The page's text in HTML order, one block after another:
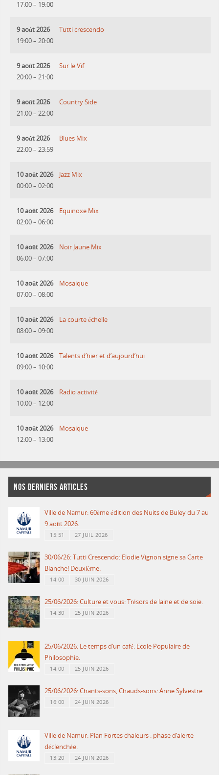
17:00– 19:00
9 août 2026
19:00– 20:00
Tutti crescendo
9 août 2026
20:00– 21:00
Sur le Vif
9 août 2026
21:00– 22:00
Country Side
9 août 2026
22:00– 23:59
Blues Mix
10 août 2026
00:00– 02:00
Jazz Mix
10 août 2026
02:00– 06:00
Equinoxe Mix
10 août 2026
06:00– 07:00
Noir Jaune Mix
10 août 2026
07:00– 08:00
Mosaique
10 août 2026
08:00– 09:00
La courte échelle
10 août 2026
09:00– 10:00
Talents d’hier et d’aujourd’hui
10 août 2026
10:00– 12:00
Radio activité
10 août 2026
12:00– 13:00
Mosaique
NOS DERNIERS ARTICLES
Ville de Namur: 60ème édition des Nuits de Buley du 7 au
9 août 2026.
15:51 27 JUIL 2026
30/06/26: Tutti Crescendo: Elodie Vignon signe sa Carte
Blanche! Deuxième.
14:00 30 JUIN 2026
25/06/2026: Culture et vous: Trésors de laine et de soie.
14:30 25 JUIN 2026
25/06/2026: Le temps d’un café: Ecole Populaire de
Philosophie.
14:00 25 JUIN 2026
25/06/2026: Chants-sons, Chauds-sons: Anne Sylvestre.
16:00 24 JUIN 2026
Ville de Namur: Plan Fortes chaleurs : phase d’alerte
déclenchée.
13:20 24 JUIN 2026